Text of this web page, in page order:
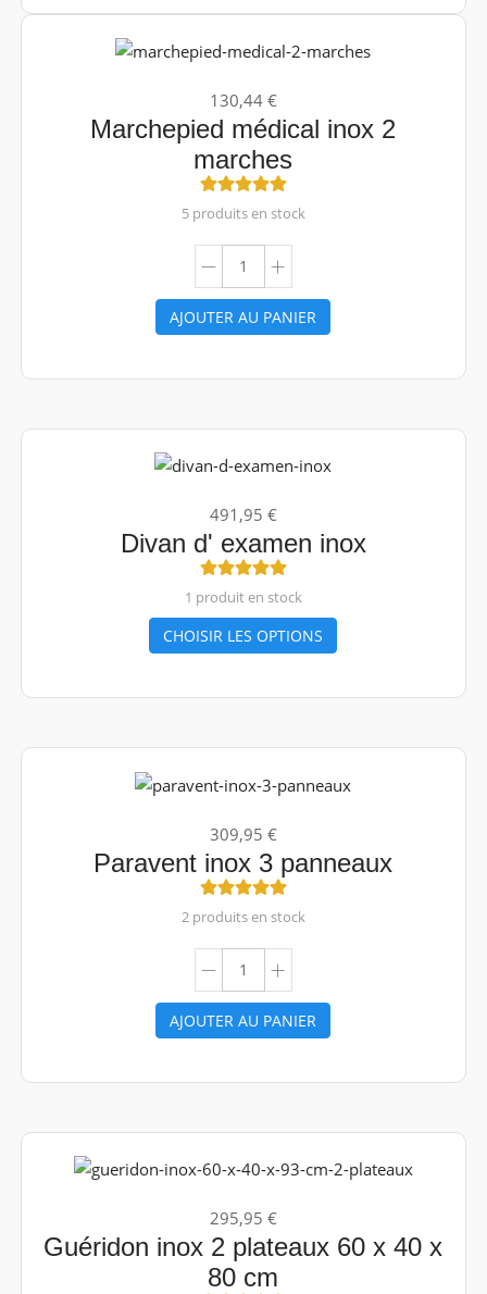
130,44 €
Marchepied médical inox 2
marches
5 produits en stock
AJOUTER AU PANIER
491,95 €
Divan d' examen inox
1 produit en stock
CHOISIR LES OPTIONS
309,95 €
Paravent inox 3 panneaux
2 produits en stock
AJOUTER AU PANIER
295,95 €
Guéridon inox 2 plateaux 60 x 40 x
80 cm